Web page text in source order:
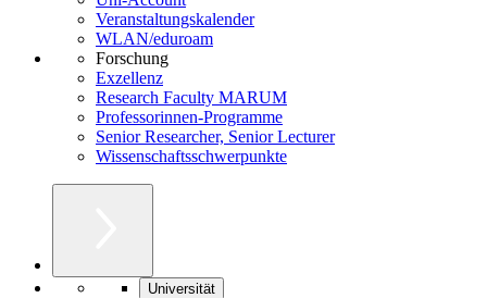
Veranstaltungskalender
WLAN/eduroam
Forschung
Exzellenz
Research Faculty MARUM
Professorinnen-Programme
Senior Researcher, Senior Lecturer
Wissenschaftsschwerpunkte
Universität